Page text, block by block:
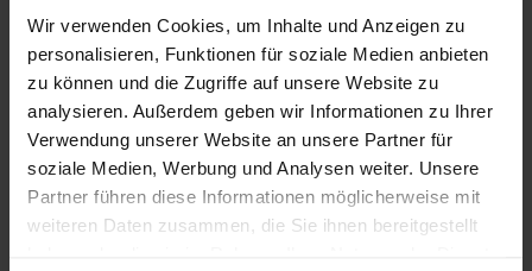
Wir verwenden Cookies, um Inhalte und Anzeigen zu
personalisieren, Funktionen für soziale Medien anbieten
zu können und die Zugriffe auf unsere Website zu
analysieren. Außerdem geben wir Informationen zu Ihrer
Verwendung unserer Website an unsere Partner für
soziale Medien, Werbung und Analysen weiter. Unsere
Partner führen diese Informationen möglicherweise mit
weiteren Daten zusammen, die Sie ihnen bereitgestellt
Individuelle Anfrage
Lieferzeiten
Artikel mit Werbeanbringung: ca. 10 Werktage
Muster mit Ihrer
Werbeanbringung zur Freigabe
der Produktion:
ca. 10 Werktage